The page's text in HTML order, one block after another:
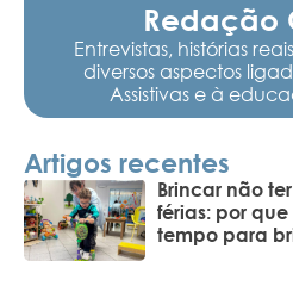
Redação
Entrevistas, histórias
diversos aspectos
Assistivas e à
Artigos recentes
Brincar não
férias: por
tempo para